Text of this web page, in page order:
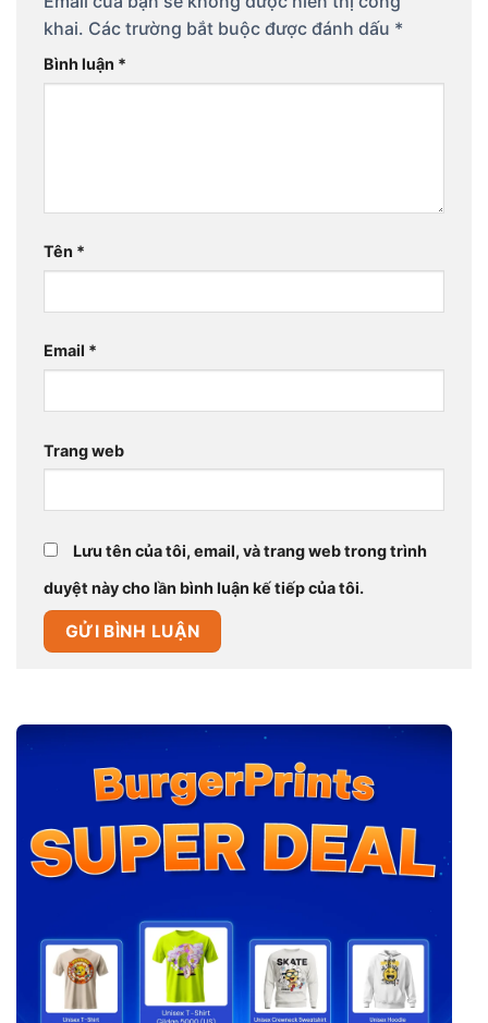
khai. Các trường bắt buộc được đánh dấu *
Bình luận *
Tên *
Email *
Trang web
Lưu tên của tôi, email, và trang web trong trình
duyệt này cho lần bình luận kế tiếp của tôi.